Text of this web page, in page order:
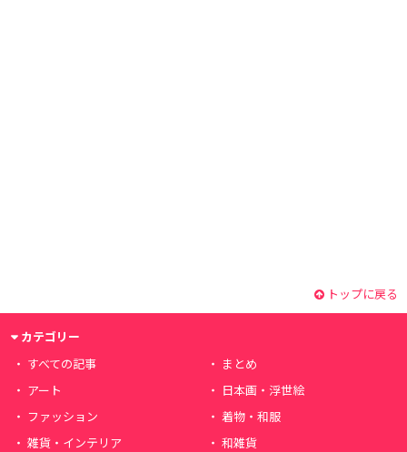
トップに戻る
カテゴリー
すべての記事
まとめ
アート
日本画・浮世絵
ファッション
着物・和服
雑貨・インテリア
和雑貨